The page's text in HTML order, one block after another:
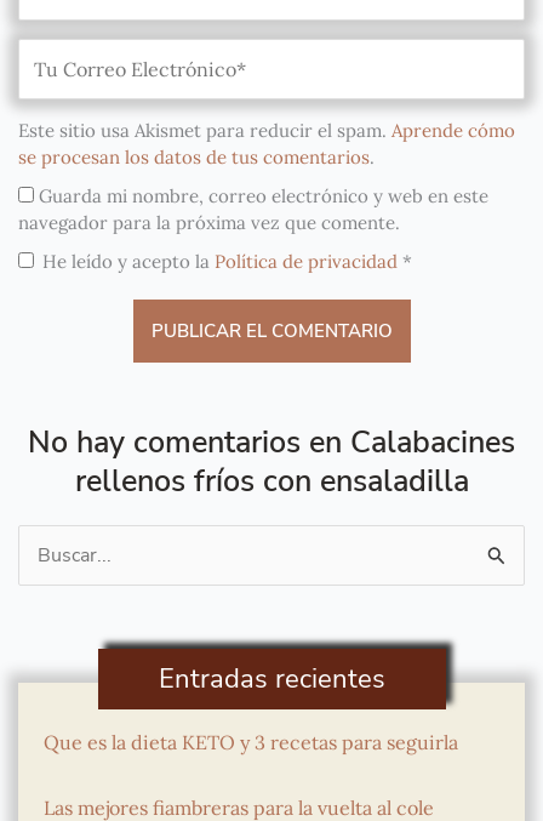
Este sitio usa Akismet para reducir el spam. Aprende cómo
se procesan los datos de tus comentarios.
Guarda mi nombre, correo electrónico y web en este
navegador para la próxima vez que comente.
He leído y acepto la Política de privacidad *
No hay comentarios en Calabacines
rellenos fríos con ensaladilla
Buscar
por:
Entradas recientes
Que es la dieta KETO y 3 recetas para seguirla
Las mejores fiambreras para la vuelta al cole